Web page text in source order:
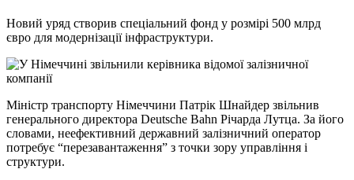
Новий уряд створив спеціальний фонд у розмірі 500 млрд
євро для модернізації інфраструктури.
Міністр транспорту Німеччини Патрік Шнайдер звільнив
генерального директора Deutsche Bahn Річарда Лутца. За його
словами, неефективний державний залізничний оператор
потребує “перезавантаження” з точки зору управління і
структури.